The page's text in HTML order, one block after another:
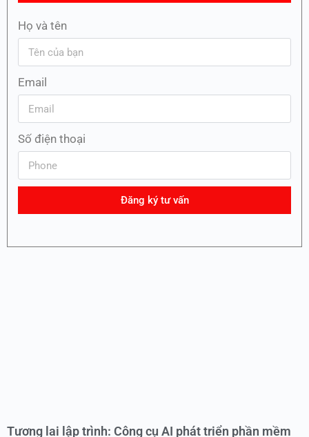
Họ và tên
Email
Số điện thoại
Đăng ký tư vấn
Tương lai lập trình: Công cụ AI phát triển phần mềm